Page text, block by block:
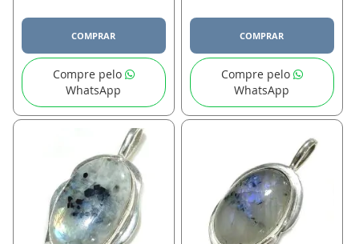
COMPRAR
Compre pelo
WhatsApp
COMPRAR
Compre pelo
WhatsApp